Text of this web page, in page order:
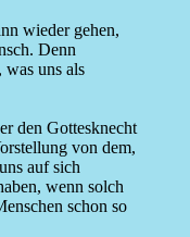
wieder gehen,
Denn
was uns als
den Gottesknecht
von dem,
auf sich
wenn solch
schon so